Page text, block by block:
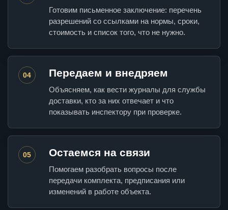
Готовим письменное заключение: перечень
разрешений со ссылками на нормы, сроки,
стоимость и список того, что не нужно.
04 Передаем и внедряем
Объясняем, как вести журналы для службы
доставки, кто за них отвечает и что
показывать инспектору при проверке.
05 Остаемся на связи
Помогаем разобрать вопросы после
передачи комплекта, предписания или
изменений в работе объекта.